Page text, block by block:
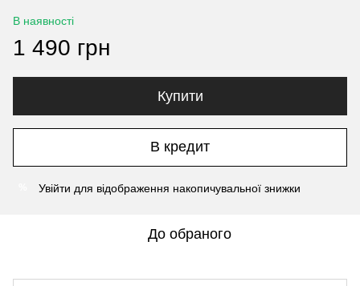
В наявності
1 490 грн
Купити
В кредит
Увійти для відображення накопичувальної знижки
До обраного